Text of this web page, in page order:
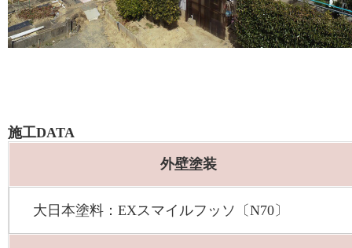
施工DATA
外壁塗装
大日本塗料：EXスマイルフッソ〔N70〕